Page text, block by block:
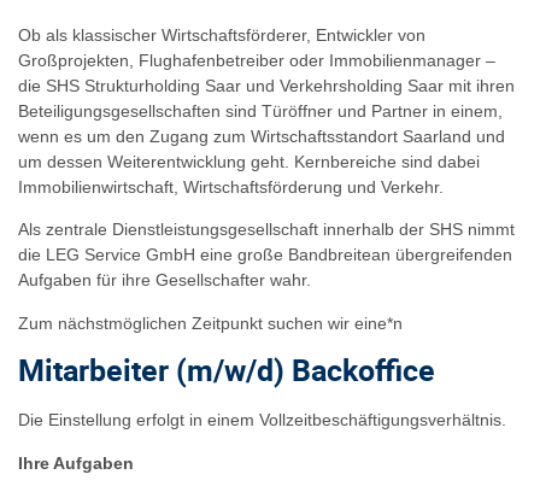
Ob als klassischer Wirtschaftsförderer, Entwickler von
Großprojekten, Flughafenbetreiber oder Immobilienmanager –
die SHS Strukturholding Saar und Verkehrsholding Saar mit ihren
Beteiligungsgesellschaften sind Türöffner und Partner in einem,
wenn es um den Zugang zum Wirtschaftsstandort Saarland und
um dessen Weiterentwicklung geht. Kernbereiche sind dabei
Immobilienwirtschaft, Wirtschaftsförderung und Verkehr.
Als zentrale Dienstleistungsgesellschaft innerhalb der SHS nimmt
die LEG Service GmbH eine große Bandbreitean übergreifenden
Aufgaben für ihre Gesellschafter wahr.
Zum nächstmöglichen Zeitpunkt suchen wir eine*n
Mitarbeiter (m/w/d) Backoffice
Die Einstellung erfolgt in einem Vollzeitbeschäftigungsverhältnis.
Ihre Aufgaben